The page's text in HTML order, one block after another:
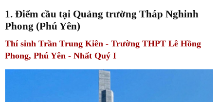
1. Điểm cầu tại Quảng trường Tháp Nghinh
Phong (Phú Yên)
Thí sinh Trần Trung Kiên - Trường THPT Lê Hồng
Phong, Phú Yên - Nhất Quý I